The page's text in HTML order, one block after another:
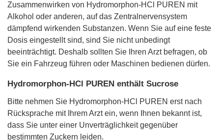
Zusammenwirken von Hydromorphon-HCl PUREN mit
Alkohol oder anderen, auf das Zentralnervensystem
dämpfend wirkenden Substanzen. Wenn Sie auf eine feste
Dosis eingestellt sind, sind Sie nicht unbedingt
beeinträchtigt. Deshalb sollten Sie Ihren Arzt befragen, ob
Sie ein Fahrzeug führen oder Maschinen bedienen dürfen.
Hydromorphon-HCl PUREN enthält Sucrose
Bitte nehmen Sie Hydromorphon-HCl PUREN erst nach
Rücksprache mit Ihrem Arzt ein, wenn Ihnen bekannt ist,
dass Sie unter einer Unverträglichkeit gegenüber
bestimmten Zuckern leiden.